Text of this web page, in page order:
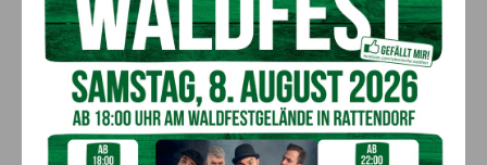
Onlineportal www .karriereamberg .atinformiert über aktuelle
Jobs und Karrierechancen in der Seilbahnwirtschaft.
Sicherheit an erster Stelle:
Fortbildung für Betriebsleiter